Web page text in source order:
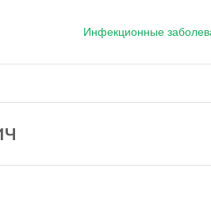
Инфекционные